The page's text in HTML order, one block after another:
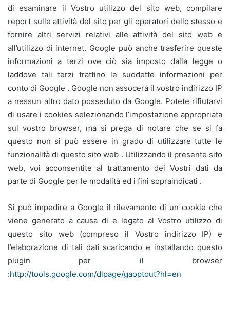
di esaminare il Vostro utilizzo del sito web, compilare
report sulle attività del sito per gli operatori dello stesso e
fornire altri servizi relativi alle attività del sito web e
all’utilizzo di internet. Google può anche trasferire queste
informazioni a terzi ove ciò sia imposto dalla legge o
laddove tali terzi trattino le suddette informazioni per
conto di Google . Google non assocerà il vostro indirizzo IP
a nessun altro dato posseduto da Google. Potete rifiutarvi
di usare i cookies selezionando l’impostazione appropriata
sul vostro browser, ma si prega di notare che se si fa
questo non si può essere in grado di utilizzare tutte le
funzionalità di questo sito web . Utilizzando il presente sito
web, voi acconsentite al trattamento dei Vostri dati da
parte di Google per le modalità ed i fini sopraindicati .
Si può impedire a Google il rilevamento di un cookie che
viene generato a causa di e legato al Vostro utilizzo di
questo sito web (compreso il Vostro indirizzo IP) e
l’elaborazione di tali dati scaricando e installando questo
plugin per il browser
:http://tools.google.com/dlpage/gaoptout?hl=en